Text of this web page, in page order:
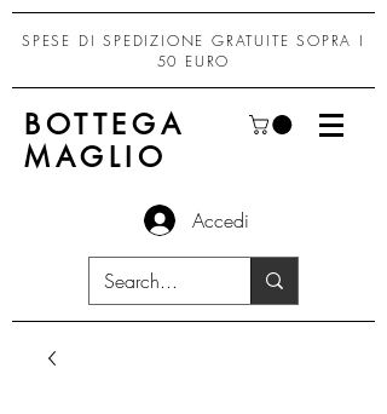
SPESE DI SPEDIZIONE GRATUITE SOPRA I
50 EURO
BOTTEGA
MAGLIO
Accedi